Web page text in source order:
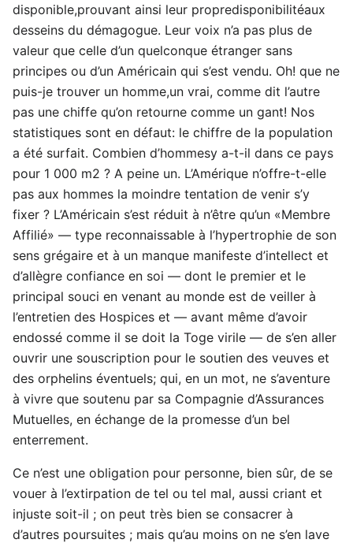
disponible,prouvant ainsi leur propredisponibilitéaux
desseins du démagogue. Leur voix n’a pas plus de
valeur que celle d’un quelconque étranger sans
principes ou d’un Américain qui s’est vendu. Oh! que ne
puis-je trouver un homme,un vrai, comme dit l’autre
pas une chiffe qu’on retourne comme un gant! Nos
statistiques sont en défaut: le chiffre de la population
a été surfait. Combien d’hommesy a-t-il dans ce pays
pour 1 000 m2 ? A peine un. L’Amérique n’offre-t-elle
pas aux hommes la moindre tentation de venir s’y
fixer ? L’Américain s’est réduit à n’être qu’un «Membre
Affilié» — type reconnaissable à l’hypertrophie de son
sens grégaire et à un manque manifeste d’intellect et
d’allègre confiance en soi — dont le premier et le
principal souci en venant au monde est de veiller à
l’entretien des Hospices et — avant même d’avoir
endossé comme il se doit la Toge virile — de s’en aller
ouvrir une souscription pour le soutien des veuves et
des orphelins éventuels; qui, en un mot, ne s’aventure
à vivre que soutenu par sa Compagnie d’Assurances
Mutuelles, en échange de la promesse d’un bel
enterrement.
Ce n’est une obligation pour personne, bien sûr, de se
vouer à l’extirpation de tel ou tel mal, aussi criant et
injuste soit-il ; on peut très bien se consacrer à
d’autres poursuites ; mais qu’au moins on ne s’en lave